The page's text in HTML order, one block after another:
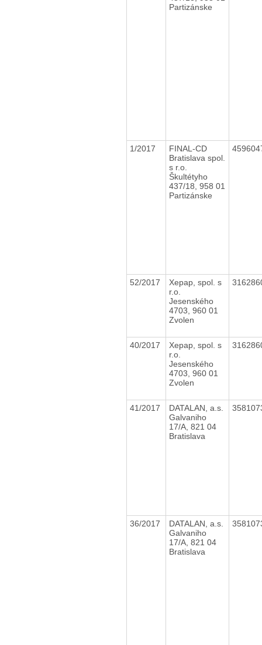
Partizánske
1/2017
FINAL-CD
Bratislava spol.
s r.o.
Škultétyho
437/18, 958 01
Partizánske
52/2017
Xepap, spol. s
r.o.
Jesenského
4703, 960 01
Zvolen
40/2017
Xepap, spol. s
r.o.
Jesenského
4703, 960 01
Zvolen
41/2017
DATALAN, a.s.
Galvaniho
17/A, 821 04
Bratislava
36/2017
DATALAN, a.s.
Galvaniho
17/A, 821 04
Bratislava